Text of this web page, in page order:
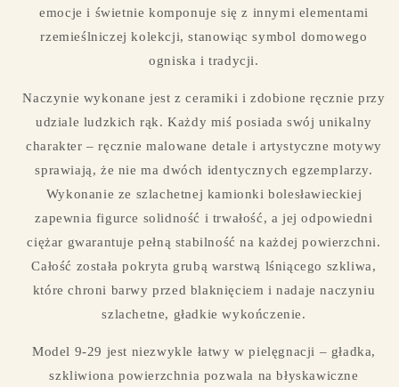
emocje i świetnie komponuje się z innymi elementami
rzemieślniczej kolekcji, stanowiąc symbol domowego
ogniska i tradycji.
Naczynie wykonane jest z ceramiki i zdobione ręcznie przy
udziale ludzkich rąk. Każdy miś posiada swój unikalny
charakter – ręcznie malowane detale i artystyczne motywy
sprawiają, że nie ma dwóch identycznych egzemplarzy.
Wykonanie ze szlachetnej kamionki bolesławieckiej
zapewnia figurce solidność i trwałość, a jej odpowiedni
ciężar gwarantuje pełną stabilność na każdej powierzchni.
Całość została pokryta grubą warstwą lśniącego szkliwa,
które chroni barwy przed blaknięciem i nadaje naczyniu
szlachetne, gładkie wykończenie.
Model 9-29 jest niezwykle łatwy w pielęgnacji – gładka,
szkliwiona powierzchnia pozwala na błyskawiczne